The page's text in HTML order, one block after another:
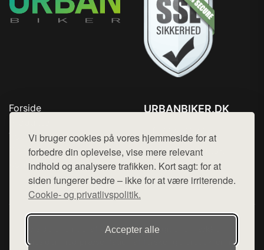
Vi bruger cookies på vores hjemmeside for at
forbedre din oplevelse, vise mere relevant
indhold og analysere trafikken. Kort sagt: for at
siden fungerer bedre – ikke for at være irriterende.
Cookie- og privatlivspolitik.
Accepter alle
Forside
Top Rabatter
Blog
Kontakt
URBANBIKER.DK
Mail: hej@want.dk
Cookie- og privatlivspolitik
Denne side er en del af want.dk, der udgiver en række
hjemmesider med præsentation af forskellige produkter fra